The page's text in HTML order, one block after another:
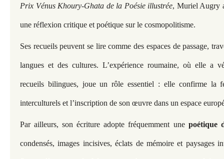
Prix Vénus Khoury-Ghata de la Poésie illustrée, Muriel Augry
une réflexion critique et poétique sur le cosmopolitisme.
Ses recueils peuvent se lire comme des espaces de passage,
langues et des cultures. L’expérience roumaine, où elle a
recueils bilingues, joue un rôle essentiel : elle confirme la
interculturels et l’inscription de son œuvre dans un espace
Par ailleurs, son écriture adopte fréquemment une poétique
condensés, images incisives, éclats de mémoire et paysages